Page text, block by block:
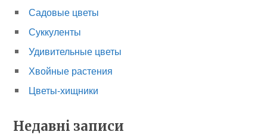
Садовые цветы
Суккуленты
Удивительные цветы
Хвойные растения
Цветы-хищники
Недавні записи